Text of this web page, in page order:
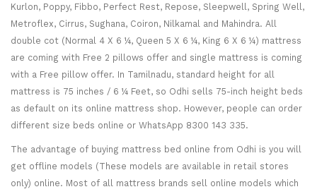
Kurlon, Poppy, Fibbo, Perfect Rest, Repose, Sleepwell, Spring Well,
Metroflex, Cirrus, Sughana, Coiron, Nilkamal and Mahindra. All
double cot (Normal 4 X 6 ¼, Queen 5 X 6 ¼, King 6 X 6 ¼) mattress
are coming with Free 2 pillows offer and single mattress is coming
with a Free pillow offer. In Tamilnadu, standard height for all
mattress is 75 inches / 6 ¼ Feet, so Odhi sells 75-inch height beds
as default on its online mattress shop. However, people can order
different size beds online or WhatsApp 8300 143 335.
The advantage of buying mattress bed online from Odhi is you will
get offline models (These models are available in retail stores
only) online. Most of all mattress brands sell online models which